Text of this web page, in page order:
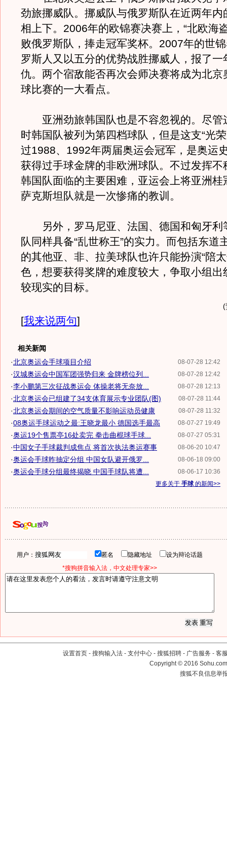
劲旅挪威队。挪威队与俄罗斯队在近两年内
相上下。2006年的欧锦赛决赛上，“北欧海
败俄罗斯队，捧走冠军奖杯。2007年的世
罗斯人又以五分的优势战胜挪威人，报了一
仇。两个宿敌能否再次会师决赛将成为北京
球比赛的一大看点。
亚洲劲旅韩国队也是不容忽视的。尽管
时韩国队被列为第四档球队，但是这支“光
过1988、1992年两届奥运会冠军，是奥运
获得过手球金牌的非欧洲球队。不过发挥不
韩国队面临的主要困难，亚运会上将亚洲桂
萨克斯坦队就是一次惨痛的教训。
另外，罗马尼亚、法国、德国和匈牙利
队同样具备“乱世称王”的实力。而包括东道
的其他亚、非、拉美球队也许只能扮演“陪
色，想要获得奖牌的难度较大，争取小组出
较现实的目标。
(
[我来说两句]
相关新闻
08-07-28 12:42
·北京奥运会手球项目介绍
08-07-28 12:42
·汉城奥运会中国军团强势归来 金牌榜位列...
08-07-28 12:13
·李小鹏第三次征战奥运会 体操老将无奈放...
08-07-28 11:44
·北京奥运会已组建了34支体育展示专业团队(图)
08-07-28 11:32
·北京奥运会期间的空气质量不影响运动员健康
08-07-27 19:49
·08奥运手球运动之最:王晓龙最小 德国选手最高
08-07-27 05:31
·奥运19个售票亭16处卖完 拳击曲棍球手球...
08-06-20 10:47
·中国女子手球裁判成焦点 将首次执法奥运赛事
08-06-18 09:00
·奥运会手球昨抽定分组 中国女队避开俄罗...
08-06-17 10:36
·奥运会手球分组最终揭晓 中国手球队将遭...
更多关于 手球的新闻>>
用户： 匿名 隐藏地址
设为辩论话题
*搜狗拼音输入法，中文处理专家>>
设置首页 - 搜狗输入法 - 支付中心 - 搜狐招聘 - 广告服务 - 客
Copyright©2016
搜狐不良信息举